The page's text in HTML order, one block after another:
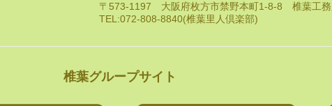
〒573-1197 大阪府枚方市禁野本町1-8-8 椎葉工務
TEL:072-808-8840(椎葉里人倶楽部)
椎葉グループサイト